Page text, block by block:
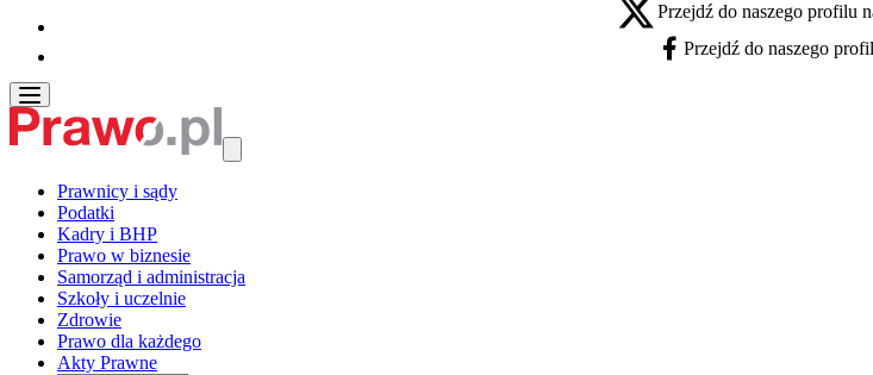
X - otwiera się w nowej karcie
Przejdź do naszego profilu
Facebook - otwiera się w nowej karcie
Przejdź do naszego
Prawnicy i sądy
Podatki
Kadry i BHP
Prawo w biznesie
Samorząd i administracja
Szkoły i uczelnie
Zdrowie
Prawo dla każdego
Akty Prawne